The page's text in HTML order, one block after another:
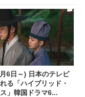
6日～) 日本のテレビ
る「ハイブリッド・
」韓国ドラマ6...